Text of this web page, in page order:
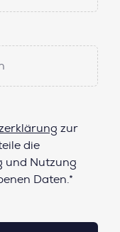
zur
die
und Nutzung
Daten.*